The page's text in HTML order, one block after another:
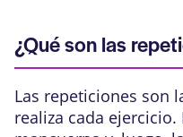
¿Qué son las
Las repeticiones son
realiza cada